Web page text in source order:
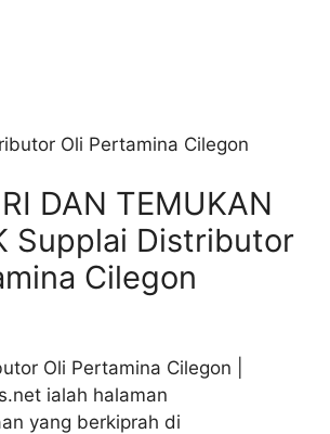
DAN TEMUKAN
Supplai Distributor
Cilegon
Oli Pertamina Cilegon |
ialah halaman
yang berkiprah di